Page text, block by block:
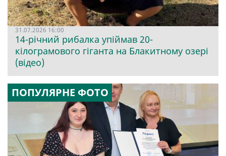
31.07.2026 16:00
14-річний рибалка упіймав 20-
кілограмового гіганта на Блакитному озері
(відео)
ПОПУЛЯРНЕ ФОТО